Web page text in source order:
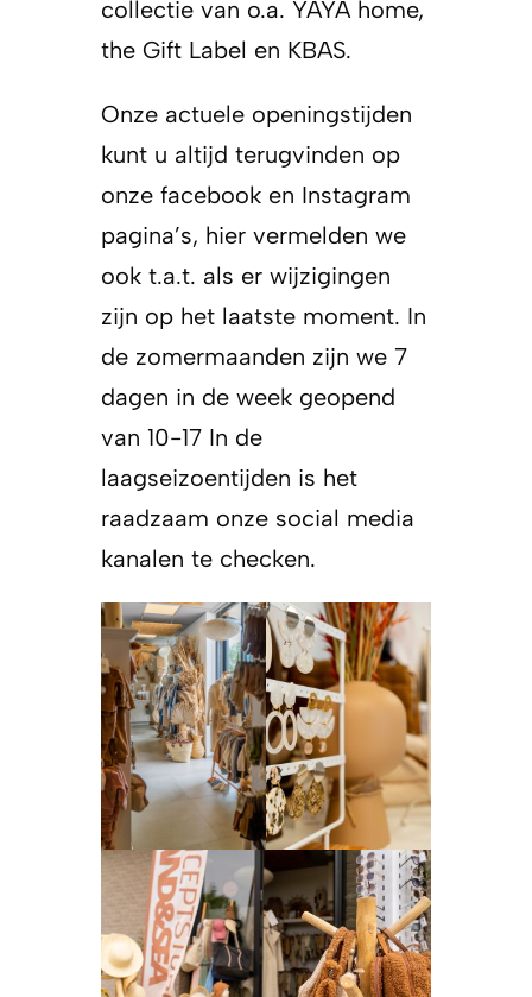
collectie van o.a. YAYA home,
the Gift Label en KBAS.
Onze actuele openingstijden
kunt u altijd terugvinden op
onze facebook en Instagram
pagina’s, hier vermelden we
ook t.a.t. als er wijzigingen
zijn op het laatste moment. In
de zomermaanden zijn we 7
dagen in de week geopend
van 10-17 In de
laagseizoentijden is het
raadzaam onze social media
kanalen te checken.